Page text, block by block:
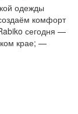
одежды
комфорт
сегодня —
крае; —